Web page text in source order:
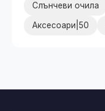
Слънчеви очила
Аксесоари|50